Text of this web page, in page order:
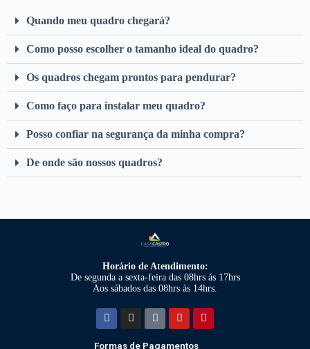
Quando meu quadro chegará?
Como posso escolher o tamanho ideal do quadro?
Os quadros chegam prontos para pendurar?
Como faço para instalar meu quadro?
Posso confiar na segurança da minha compra?
De onde são nossos quadros?
Horário de Atendimento:
De segunda a sexta-feira das 08hrs ás 17hrs
Aos sábados das 08hrs às 14hrs.
Formas de Pagamentos